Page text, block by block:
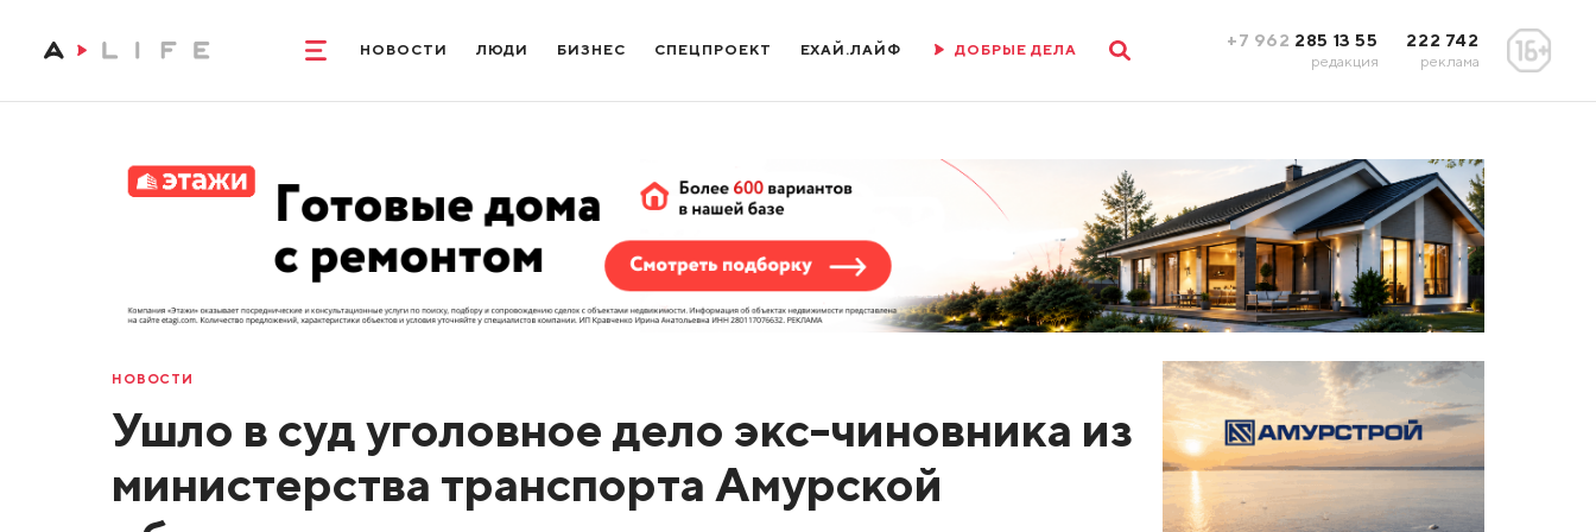
НОВОСТИ ЛЮДИ БИЗНЕС СПЕЦПРОЕКТ ЕХАЙ.ЛАЙФ ДОБРЫЕ ДЕЛА +7 962 285 13 55
редакция
222 742
реклама
НОВОСТИ
Ушло в суд уголовное дело экс-чиновника из
министерства транспорта Амурской